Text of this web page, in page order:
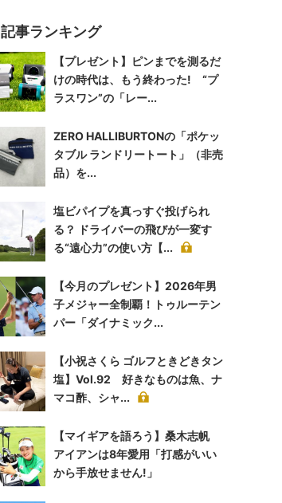
記事ランキング
【プレゼント】ピンまでを測るだ
けの時代は、もう終わった! “プ
ラスワン”の「レー...
ZERO HALLIBURTONの「ポケッ
タブル ランドリートート」（非売
品）を...
塩ビパイプを真っすぐ投げられ
る？ ドライバーの飛びが一変す
る“遠心力”の使い方【...
【今月のプレゼント】2026年男
子メジャー全制覇！トゥルーテン
パー「ダイナミック...
【小祝さくら ゴルフときどきタン
塩】Vol.92 好きなものは魚、ナ
マコ酢、シャ...
【マイギアを語ろう】桑木志帆
アイアンは8年愛用「打感がいい
から手放せません!」